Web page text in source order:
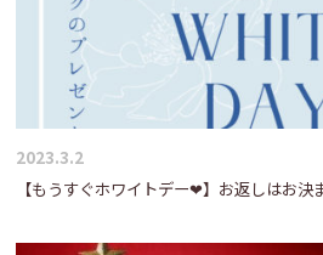
2023.3.2
【もうすぐホワイトデー❤】お返しはお決